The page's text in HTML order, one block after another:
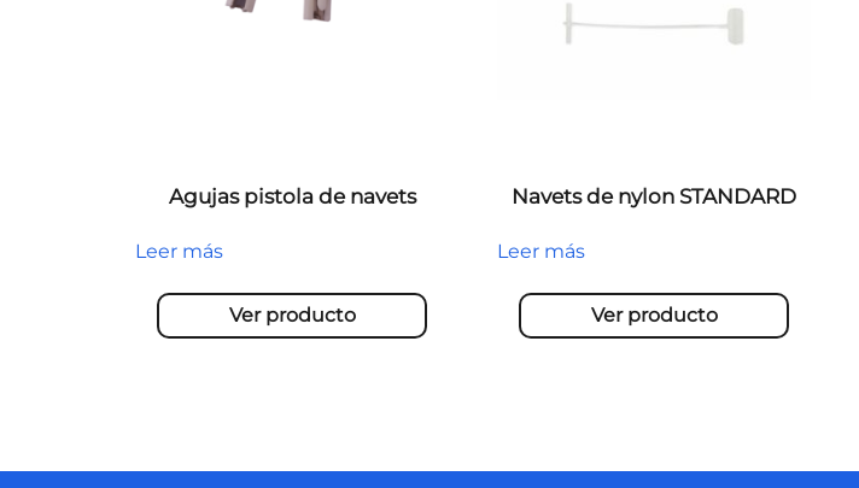
Agujas pistola de navets
Leer más
Ver producto
Navets de nylon STANDARD
Leer más
Ver producto